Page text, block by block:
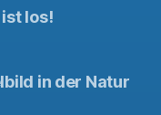
los!
in der Natur